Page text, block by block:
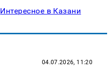
Интересное в Казани
04.07.2026, 11:20